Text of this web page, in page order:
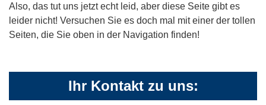
Also, das tut uns jetzt echt leid, aber diese Seite gibt es
leider nicht! Versuchen Sie es doch mal mit einer der tollen
Seiten, die Sie oben in der Navigation finden!
Ihr Kontakt zu uns: